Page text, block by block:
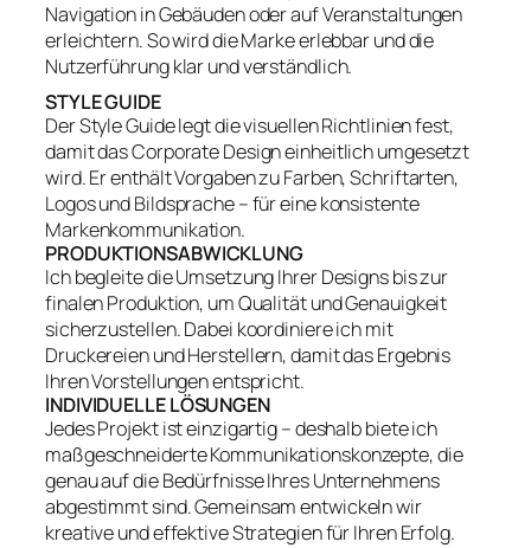
Navigation in Gebäuden oder auf Veranstaltungen
erleichtern. So wird die Marke erlebbar und die
Nutzerführung klar und verständlich.
STYLE GUIDE
Der Style Guide legt die visuellen Richtlinien fest,
damit das Corporate Design einheitlich umgesetzt
wird. Er enthält Vorgaben zu Farben, Schriftarten,
Logos und Bildsprache – für eine konsistente
Markenkommunikation.
PRODUKTIONSABWICKLUNG
Ich begleite die Umsetzung Ihrer Designs bis zur
finalen Produktion, um Qualität und Genauigkeit
sicherzustellen. Dabei koordiniere ich mit
Druckereien und Herstellern, damit das Ergebnis
Ihren Vorstellungen entspricht.
INDIVIDUELLE LÖSUNGEN
Jedes Projekt ist einzigartig – deshalb biete ich
maßgeschneiderte Kommunikationskonzepte, die
genau auf die Bedürfnisse Ihres Unternehmens
abgestimmt sind. Gemeinsam entwickeln wir
kreative und effektive Strategien für Ihren Erfolg.